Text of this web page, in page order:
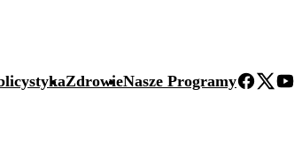
ZdrowieNasze Programy